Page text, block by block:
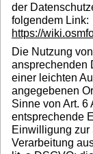
der
folgendem Link:
https://
Die Nutzung
ansprechenden
einer leichten
angegebenen
Sinne von Art. 6
entsprechende
Einwilligung zur
Verarbeitung